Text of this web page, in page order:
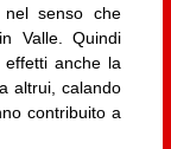
nel senso che
Valle. Quindi
anche la
altrui, calando
contribuito a